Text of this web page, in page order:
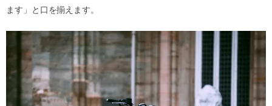
ます」と口を揃えます。